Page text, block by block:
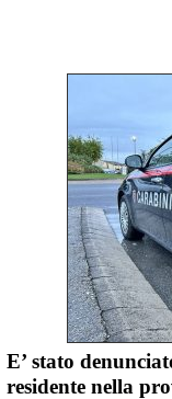
E’ stato
residente nella